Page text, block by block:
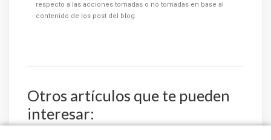
respecto a las acciones tomadas o no tomadas en base al
contenido de los post del blog.
Otros artículos que te pueden
interesar: